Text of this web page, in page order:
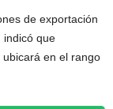
de exportación
indicó que
en el rango